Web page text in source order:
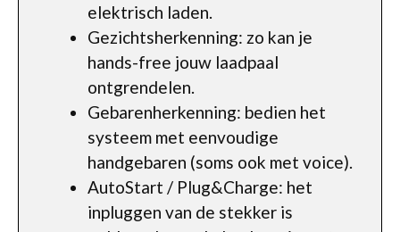
elektrisch laden.
Gezichtsherkenning: zo kan je
hands-free jouw laadpaal
ontgrendelen.
Gebarenherkenning: bedien het
systeem met eenvoudige
handgebaren (soms ook met voice).
AutoStart / Plug&Charge: het
inpluggen van de stekker is